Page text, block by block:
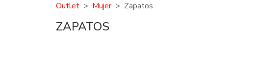
Outlet Mujer Zapatos
ZAPATOS